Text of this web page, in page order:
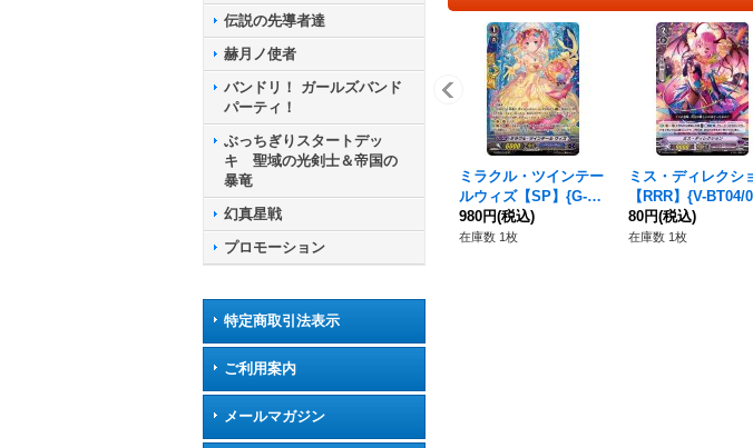
伝説の先導者達
赫月ノ使者
バンドリ！ ガールズバンド
パーティ！
ぶっちぎりスタートデッ
キ 聖域の光剣士＆帝国の
暴竜
幻真星戦
プロモーション
特定商取引法表示
ご利用案内
メールマガジン
ミラクル・ツインテー
ルウィズ【SP】{G-C
B03/S13}《バミュー
ダ△》
980円(税込)
在庫数 1枚
ミス・ディレクシ
【RRR】{V-BT04/
《ペイルムーン》
80円(税込)
在庫数 1枚